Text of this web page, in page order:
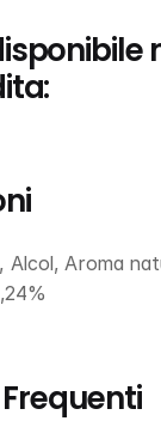
Alcol, Aroma